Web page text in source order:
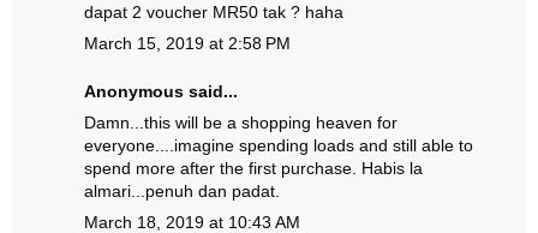
dapat 2 voucher MR50 tak ? haha
March 15, 2019 at 2:58 PM
Anonymous said...
Damn...this will be a shopping heaven for
everyone....imagine spending loads and still able to
spend more after the first purchase. Habis la
almari...penuh dan padat.
March 18, 2019 at 10:43 AM